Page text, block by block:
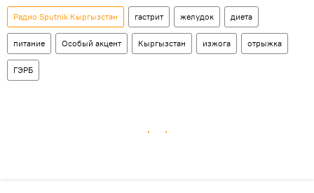
Радио Sputnik Кыргызстан гастрит желудок диета
питание Особый акцент Кыргызстан изжога отрыжка
ГЭРБ